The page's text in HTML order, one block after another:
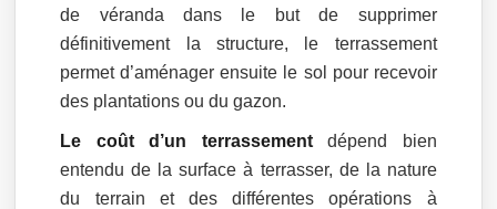
de véranda dans le but de supprimer
définitivement la structure, le terrassement
permet d’aménager ensuite le sol pour recevoir
des plantations ou du gazon.
Le coût d’un terrassementdépend bien
entendu de la surface à terrasser, de la nature
du terrain et des différentes opérations à